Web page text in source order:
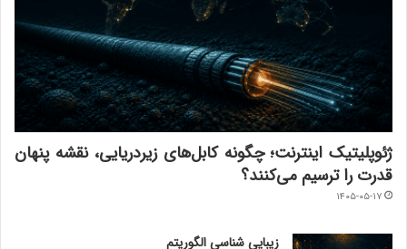
ژئوپلیتیک اینترنت؛ چگونه کابل‌های زیردریایی، نقشه پنهان
قدرت را ترسیم می‌کنند؟
۱۴۰۵-۰۵-۱۷
زیبایی شناسی الگوریتم